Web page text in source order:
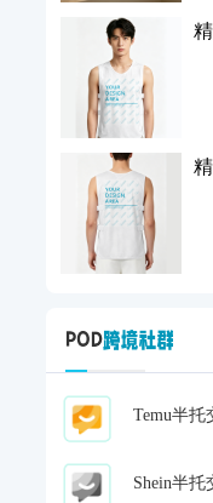
Temu半托
Shein半托